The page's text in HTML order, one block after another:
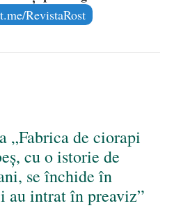
RevistaRost
„Fabrica de ciorapi
cu o istorie de
se închide în
au intrat în preaviz”